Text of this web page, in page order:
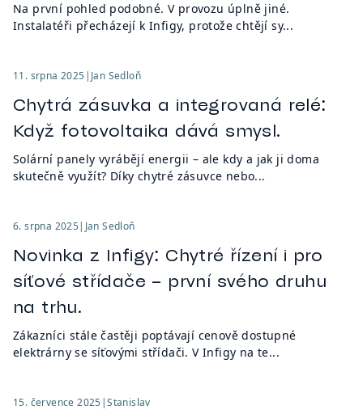
Na první pohled podobné. V provozu úplně jiné.
Instalatéři přecházejí k Infigy, protože chtějí sy...
11. srpna 2025| Jan Sedloň
Chytrá zásuvka a integrovaná relé:
Když fotovoltaika dává smysl.
Solární panely vyrábějí energii – ale kdy a jak ji doma
skutečně využít? Díky chytré zásuvce nebo...
6. srpna 2025| Jan Sedloň
Novinka z Infigy: Chytré řízení i pro
síťové střídače – první svého druhu
na trhu.
Zákazníci stále častěji poptávají cenově dostupné
elektrárny se síťovými střídači. V Infigy na te...
15. července 2025|Stanislav